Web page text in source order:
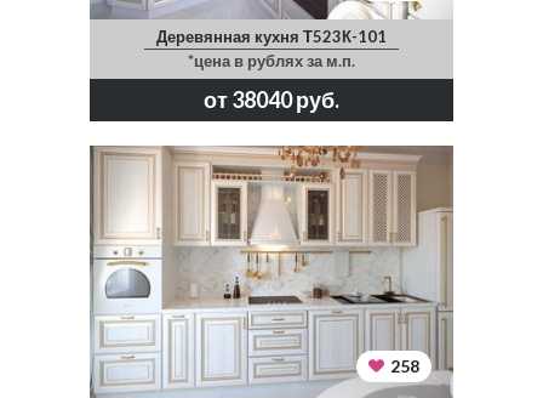
Деревянная кухня Т523К-101
*цена в рублях за м.п.
от 38040 руб.
258